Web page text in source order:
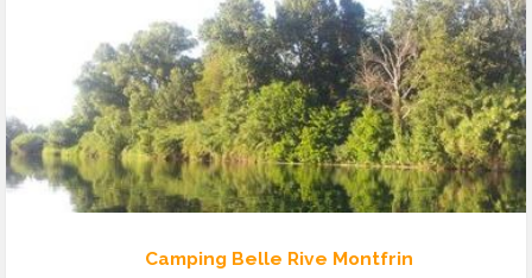
Camping Belle Rive Montfrin